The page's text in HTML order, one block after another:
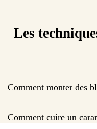
Les
Comment monter des
Comment cuire un